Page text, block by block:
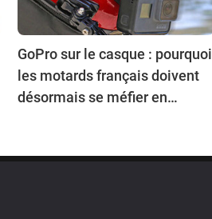
GoPro sur le casque : pourquoi
les motards français doivent
désormais se méfier en